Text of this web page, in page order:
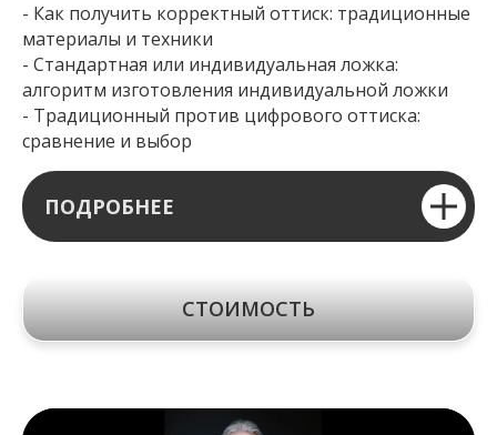
- Как получить корректный оттиск: традиционные
материалы и техники
- Стандартная или индивидуальная ложка:
алгоритм изготовления индивидуальной ложки
- Традиционный против цифрового оттиска:
сравнение и выбор
ПОДРОБНЕЕ
СТОИМОСТЬ